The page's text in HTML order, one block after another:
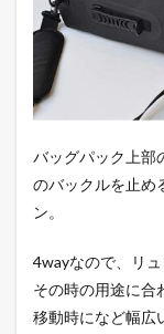
バッグパック上部
のバックルを止め
ン。
4wayなので、リ
その時の用途に合
移動時になど幅広